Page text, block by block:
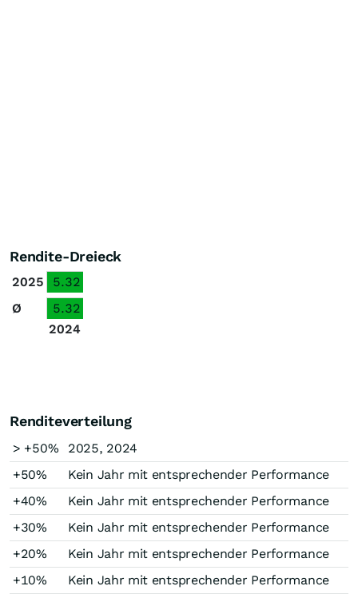
Rendite-Dreieck
2025
5.32
Ø
5.32
2024
Renditeverteilung
> +50%
2025, 2024
+50%
Kein Jahr mit entsprechender Performance
+40%
Kein Jahr mit entsprechender Performance
+30%
Kein Jahr mit entsprechender Performance
+20%
Kein Jahr mit entsprechender Performance
+10%
Kein Jahr mit entsprechender Performance